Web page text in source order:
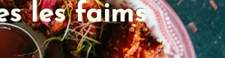
les faims